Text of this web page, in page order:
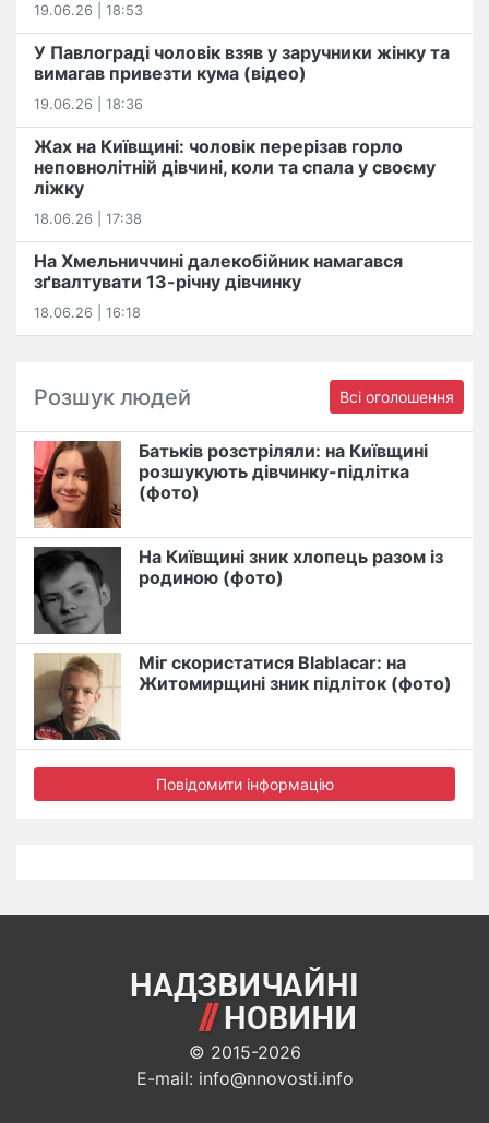
19.06.26 | 18:53
У Павлограді чоловік взяв у заручники жінку та
вимагав привезти кума (відео)
19.06.26 | 18:36
Жах на Київщині: чоловік перерізав горло
неповнолітній дівчині, коли та спала у своєму
ліжку
18.06.26 | 17:38
На Хмельниччині далекобійник намагався
зґвалтувати 13-річну дівчинку
18.06.26 | 16:18
Розшук людей Всі оголошення
Батьків розстріляли: на Київщині
розшукують дівчинку-підлітка
(фото)
На Київщині зник хлопець разом із
родиною (фото)
Міг скористатися Blablacar: на
Житомирщині зник підліток (фото)
Повідомити інформацію
© 2015-2026
E-mail: info@nnovosti.info